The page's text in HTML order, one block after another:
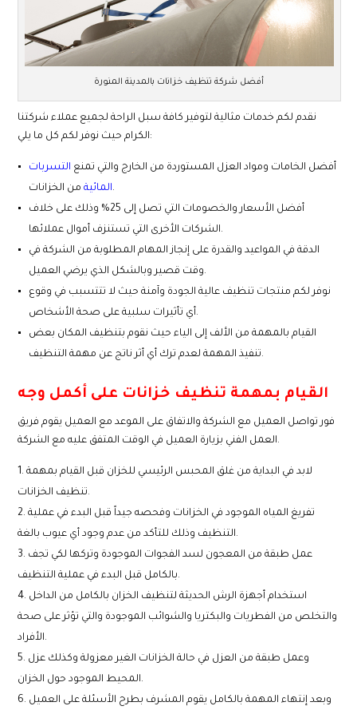
أفضل شركة تنظيف خزانات بالمدينة المنورة
نقدم لكم خدمات مثالية لتوفير كافة سبل الراحة لجميع عملاء شركتنا
الكرام حيث نوفر لكم كل ما يلي:
أفضل الخامات ومواد العزل المستوردة من الخارج والتي تمنع التسربات
المائيةمن الخزانات.
أفضل الأسعار والخصومات التي تصل إلى 25% وذلك على خلاف
الشركات الأخرى التي تستنزف أموال عملائها.
الدقة في المواعيد والقدرة على إنجاز المهام المطلوبة من الشركة في
وقت قصير وبالشكل الذي يرضي العميل.
نوفر لكم منتجات تنظيف عالية الجودة وآمنة حيث لا تتتسبب في وقوع
أي تأثيرات سلبية على صحة الأشخاص.
القيام بالمهمة من الألف إلى الياء حيث نقوم بتنظيف المكان بعض
تنفيذ المهمة لعدم ترك أي أثر ناتج عن مهمة التنظيف.
القيام بمهمة تنظيف خزانات على أكمل وجه
فور تواصل العميل مع الشركة والاتفاق على الموعد مع العميل يقوم فريق
العمل الفني بزيارة العميل في الوقت المتفق عليه مع الشركة.
لابد في البداية من غلق المحبس الرئيسي للخزان قبل القيام بمهمة
تنظيف الخزانات.
تفريغ المياه الموجود في الخزانات وفحصه جيداً قبل البدء في عملية
التنظيف وذلك للتأكد من عدم وجود أي عيوب بالغة.
عمل طبقة من المعجون لسد الفجوات الموجودة وتركها لكي تجف
بالكامل قبل البدء في عملية التنظيف.
استخدام أجهزة الرش الحديثة لتنظيف الخزان بالكامل من الداخل
والتخلص من الفطريات والبكتريا والشوائب الموجودة والتي تؤثر على صحة
الأفراد.
وعمل طبقة من العزل في حالة الخزانات الغير معزولة وكذلك عزل
المحيط الموجود حول الخزان.
وبعد إنتهاء المهمة بالكامل يقوم المشرف بطرح الأسئلة على العميل